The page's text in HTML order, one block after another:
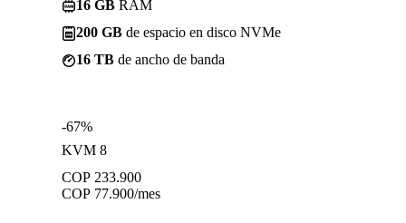
16 GB RAM
200 GB de espacio en disco NVMe
16 TB de ancho de banda
-67%
KVM 8
COP 233.900
COP 77.900/mes